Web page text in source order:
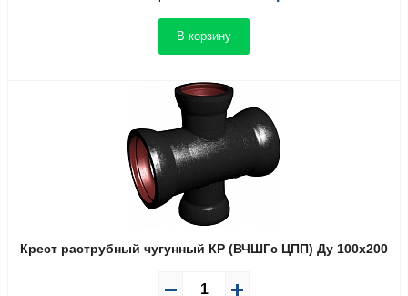
В корзину
Крест раструбный чугунный КР (ВЧШГс ЦПП) Ду 100х200